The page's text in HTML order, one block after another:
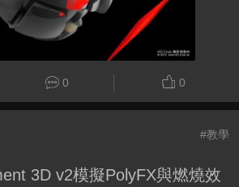
0 0
#教學
3D v2模擬PolyFX與燃燒效